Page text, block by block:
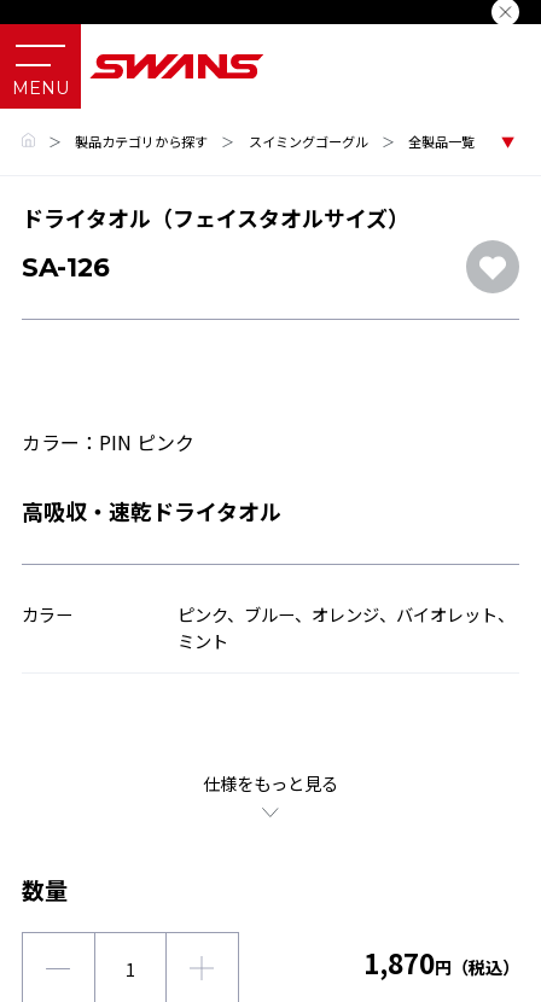
＞ 製品カテゴリから探す ＞ スイミングゴーグル ＞ 全製品一覧
ドライタオル（フェイスタオルサイズ）
SA-126
カラー：PIN ピンク
高吸収・速乾ドライタオル
カラー
ピンク、ブルー、オレンジ、バイオレット、
ミント
仕様をもっと見る
数量
1,870円（税込）